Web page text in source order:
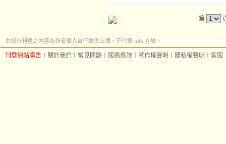
第
本城市刊登之內容為作者個人自行提供上傳，不代表 udn 立場。
刊登網站廣告 關於我們 常見問題 服務條款 著作權聲明 隱私權聲明 客服